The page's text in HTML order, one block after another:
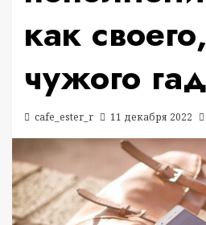
как
чужого
cafe_ester_r 11 декабря 2022